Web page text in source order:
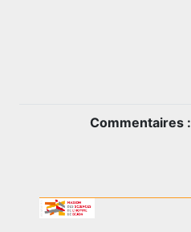
Commentaires :